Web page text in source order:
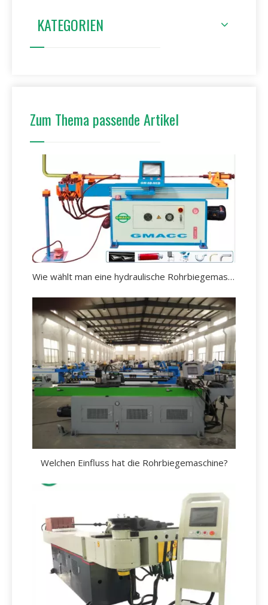
KATEGORIEN
Zum Thema passende Artikel
Wie wählt man eine hydraulische Rohrbiegemaschine aus?
Welchen Einfluss hat die Rohrbiegemaschine?